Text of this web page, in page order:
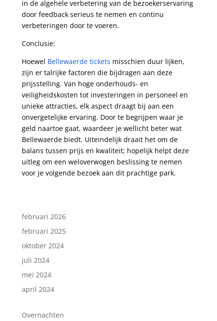
in de algehele verbetering van de bezoekerservaring
door feedback serieus te nemen en continu
verbeteringen door te voeren.
Conclusie:
Hoewel Bellewaerde tickets misschien duur lijken,
zijn er talrijke factoren die bijdragen aan deze
prijsstelling. Van hoge onderhouds- en
veiligheidskosten tot investeringen in personeel en
unieke attracties, elk aspect draagt bij aan een
onvergetelijke ervaring. Door te begrijpen waar je
geld naartoe gaat, waardeer je wellicht beter wat
Bellewaerde biedt. Uiteindelijk draait het om de
balans tussen prijs en kwaliteit; hopelijk helpt deze
uitleg om een weloverwogen beslissing te nemen
voor je volgende bezoek aan dit prachtige park.
februari 2026
februari 2025
oktober 2024
juli 2024
mei 2024
april 2024
Overnachten